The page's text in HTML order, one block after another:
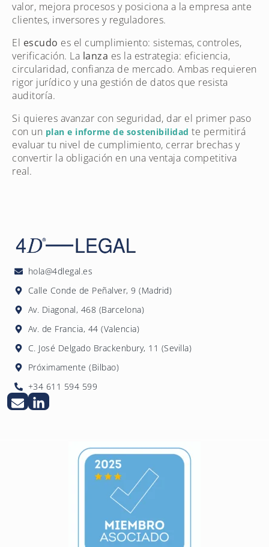
valor, mejora procesos y posiciona a la empresa ante
clientes, inversores y reguladores.
El escudo es el cumplimiento: sistemas, controles,
verificación. La lanza es la estrategia: eficiencia,
circularidad, confianza de mercado. Ambas requieren
rigor jurídico y una gestión de datos que resista
auditoría.
Si quieres avanzar con seguridad, dar el primer paso
con un plan e informe de sostenibilidad te permitirá
evaluar tu nivel de cumplimiento, cerrar brechas y
convertir la obligación en una ventaja competitiva
real.
hola@4dlegal.es
Calle Conde de Peñalver, 9 (Madrid)
Av. Diagonal, 468 (Barcelona)
Av. de Francia, 44 (Valencia)
C. José Delgado Brackenbury, 11 (Sevilla)
Próximamente (Bilbao)
+34 611 594 599